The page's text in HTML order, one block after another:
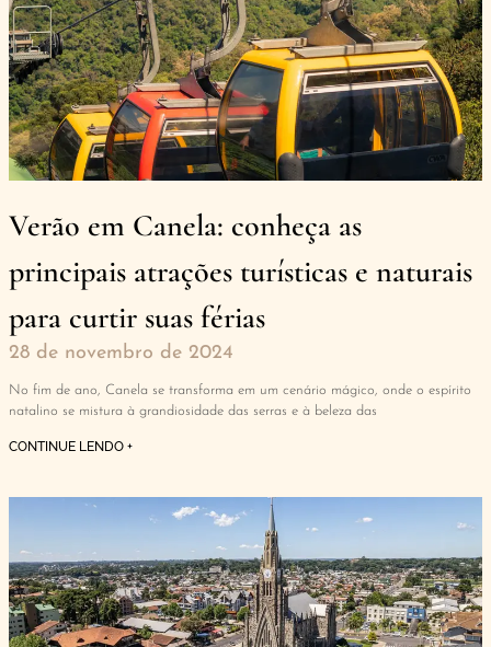
Verão em Canela: conheça as
principais atrações turísticas e naturais
para curtir suas férias
28 de novembro de 2024
No fim de ano, Canela se transforma em um cenário mágico, onde o espírito
natalino se mistura à grandiosidade das serras e à beleza das
CONTINUE LENDO +